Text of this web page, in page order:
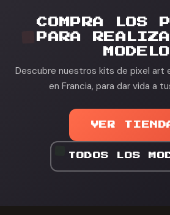
COMPRA LOS
PARA
MODELO
Descubre nuestros kits de pixel art
en Francia, para dar vida a
VER
TODOS LOS